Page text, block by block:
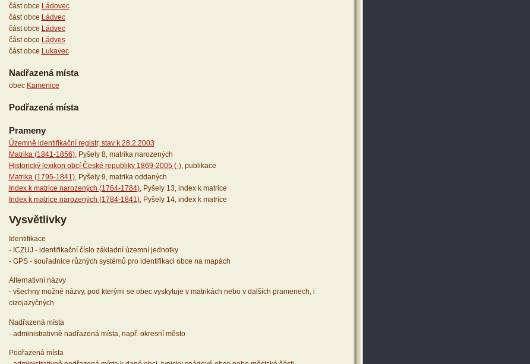
část obce Ládovec
část obce Ládvec
část obce Ládvec
část obce Ládves
část obce Lukavec
Nadřazená místa
obec Kamenice
Podřazená místa
Prameny
Územně identifikační registr, stav k 28.2.2003
Matrika (1841-1856), Pyšely 8, matrika narozených
Historický lexikon obcí České republiky 1869-2005 (-), publikace
Matrika (1795-1841), Pyšely 9, matrika oddaných
Index k matrice narozených (1764-1784), Pyšely 13, index k matrice
Index k matrice narozených (1784-1841), Pyšely 14, index k matrice
Vysvětlivky
Identifikace
- ICZUJ - identifikační číslo základní územní jednotky
- GPS - souřadnice různých systémů pro identifikaci obce na mapách
Alternativní názvy
- všechny možné názvy, pod kterými se obec vyskytuje v matrikách nebo v dalších pramenech, i
cizojazyčných
Nadřazená místa
- administrativně nadřazená místa, např. okresní město
Podřazená místa